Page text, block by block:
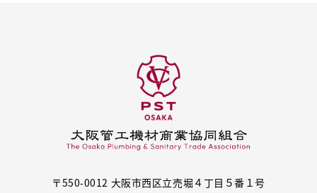
〒550-0012 大阪市西区立売堀４丁目５番１号